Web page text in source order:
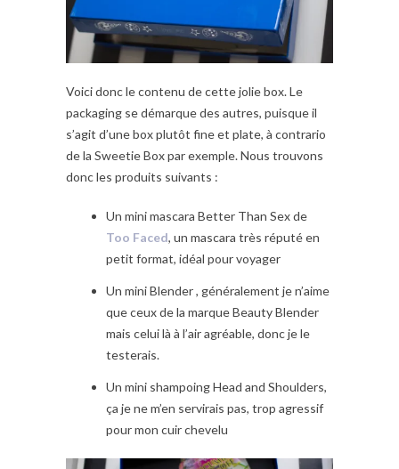
Voici donc le contenu de cette jolie box. Le
packaging se démarque des autres, puisque il
s’agit d’une box plutôt fine et plate, à contrario
de la Sweetie Box par exemple. Nous trouvons
donc les produits suivants :
Un mini mascara Better Than Sex de
Too Faced, un mascara très réputé en
petit format, idéal pour voyager
Un mini Blender , généralement je n’aime
que ceux de la marque Beauty Blender
mais celui là à l’air agréable, donc je le
testerais.
Un mini shampoing Head and Shoulders,
ça je ne m’en servirais pas, trop agressif
pour mon cuir chevelu